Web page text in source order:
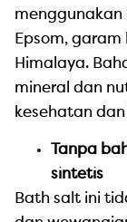
Epsom,
Himalaya.
mineral dan
kesehatan
Tanpa
sintetis
Bath salt ini